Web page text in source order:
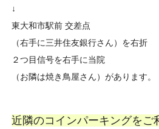
↓
東大和市駅前 交差点
（右手に三井住友銀行さん）を右折
２つ目信号を右手に当院
（お隣は焼き鳥屋さん）があります。
近隣のコインパーキングをご